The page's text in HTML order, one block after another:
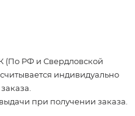
(По РФ и Свердловской
индивидуально
при получении заказа.